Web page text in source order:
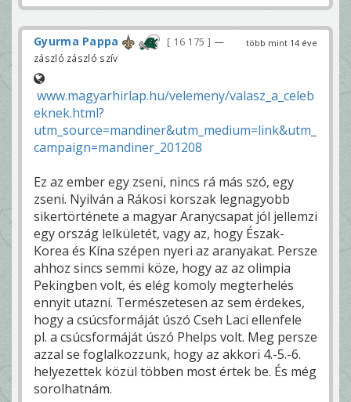
több mint 14 éve
Gyurma Pappa 16 175
—
zászló zászló szív
www.magyarhirlap.hu/velemeny/valasz_a_celeb
eknek.html?
utm_source=mandiner&utm_medium=link&utm_
campaign=mandiner_201208
Ez az ember egy zseni, nincs rá más szó, egy
zseni. Nyilván a Rákosi korszak legnagyobb
sikertörténete a magyar Aranycsapat jól jellemzi
egy ország lelkületét, vagy az, hogy Észak-
Korea és Kína szépen nyeri az aranyakat. Persze
ahhoz sincs semmi köze, hogy az az olimpia
Pekingben volt, és elég komoly megterhelés
ennyit utazni. Természetesen az sem érdekes,
hogy a csúcsformáját úszó Cseh Laci ellenfele
pl. a csúcsformáját úszó Phelps volt. Meg persze
azzal se foglalkozzunk, hogy az akkori 4.-5.-6.
helyezettek közül többen most értek be. És még
sorolhatnám.